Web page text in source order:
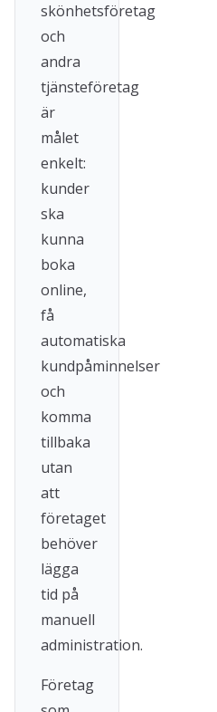
skönhetsföretag
och
andra
tjänsteföretag
är
målet
enkelt:
kunder
ska
kunna
boka
online,
få
automatiska
kundpåminnelser
och
komma
tillbaka
utan
att
företaget
behöver
lägga
tid på
manuell
administration.
Företag